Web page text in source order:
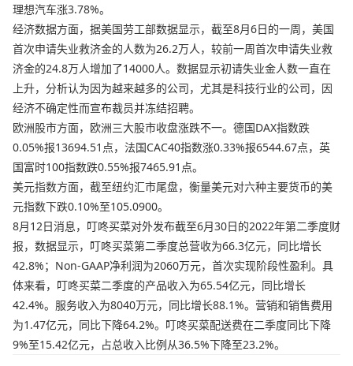
理想汽车涨3.78%。
经济数据方面，据美国劳工部数据显示，截至8月6日的一周，美国
首次申请失业救济金的人数为26.2万人，较前一周首次申请失业救
济金的24.8万人增加了14000人。数据显示初请失业金人数一直在
上升，分析认为因为越来越多的公司，尤其是科技行业的公司，因
经济不确定性而宣布裁员并冻结招聘。
欧洲股市方面，欧洲三大股市收盘涨跌不一。德国DAX指数跌
0.05%报13694.51点，法国CAC40指数涨0.33%报6544.67点，英
国富时100指数跌0.55%报7465.91点。
美元指数方面，截至纽约汇市尾盘，衡量美元对六种主要货币的美
元指数下跌0.10%至105.0900。
8月12日消息，叮咚买菜对外发布截至6月30日的2022年第二季度财
报，数据显示，叮咚买菜第二季度总营收为66.3亿元，同比增长
42.8%；Non-GAAP净利润为2060万元，首次实现阶段性盈利。具
体来看，叮咚买菜二季度的产品收入为65.54亿元，同比增长
42.4%。服务收入为8040万元，同比增长88.1%。营销和销售费用
为1.47亿元，同比下降64.2%。叮咚买菜配送费在二季度同比下降
9%至15.42亿元，占总收入比例从36.5%下降至23.2%。